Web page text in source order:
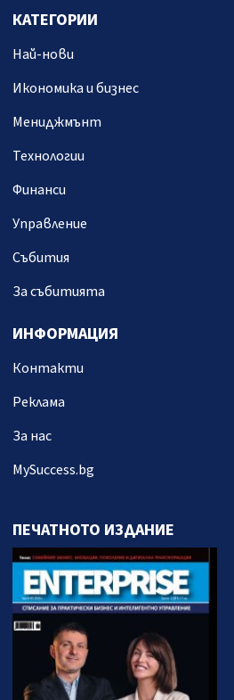
КАТЕГОРИИ
Най-нови
Икономика и бизнес
Мениджмънт
Технологии
Финанси
Управление
Събития
За събитията
ИНФОРМАЦИЯ
Контакти
Реклама
За нас
MySuccess.bg
ПЕЧАТНОТО ИЗДАНИЕ